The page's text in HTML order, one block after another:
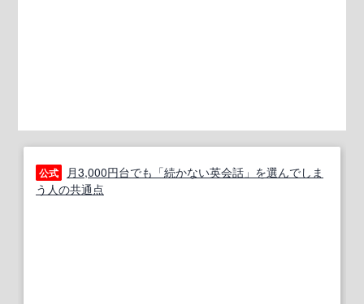
公式
月3,000円台でも「続かない英会話」を選んでしま
う人の共通点